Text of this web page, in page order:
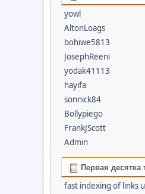
yowl
AltonLoags
bohiwe5813
JosephReeni
yodak41113
hayifa
sonnick84
Bollypiego
FrankJScott
Admin
Первая десятка
fast indexing of links